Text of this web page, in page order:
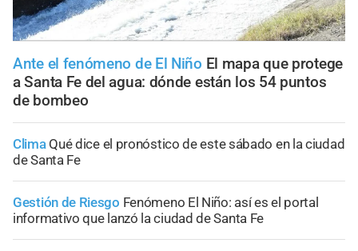
Ante el fenómeno de El Niño El mapa que protege
a Santa Fe del agua: dónde están los 54 puntos
de bombeo
Clima Qué dice el pronóstico de este sábado en la ciudad
de Santa Fe
Gestión de Riesgo Fenómeno El Niño: así es el portal
informativo que lanzó la ciudad de Santa Fe